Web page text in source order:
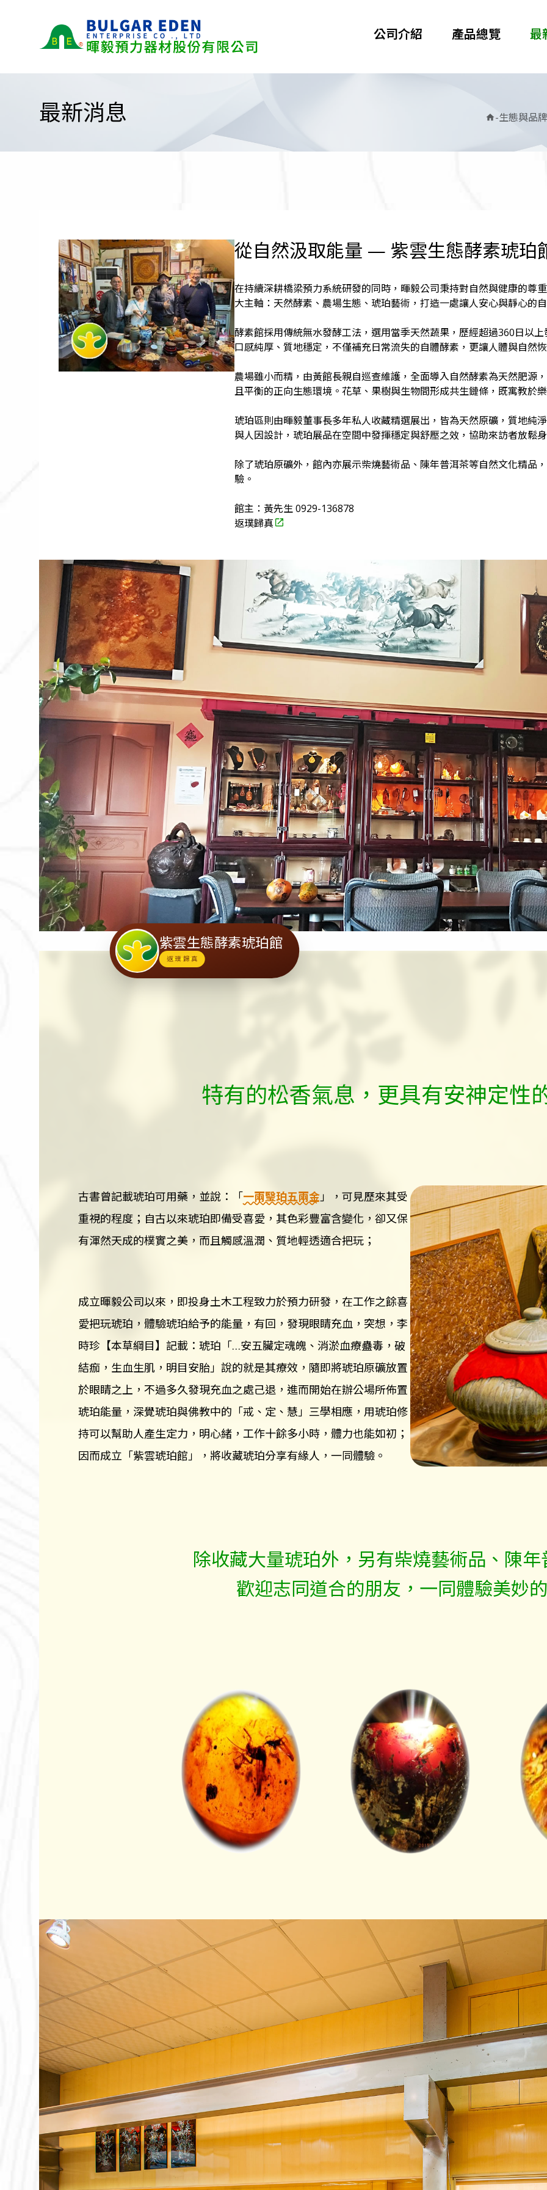
公司介紹 產品總覽 最
最新消息 home-生態與品
從自然汲取能量 — 紫雲生態酵素琥珀
在持續深耕橋梁預力系統研發的同時，暉毅公司秉持對自然與健康的尊
大主軸：天然酵素、農場生態、琥珀藝術，打造一處讓人安心與靜心的
酵素館採用傳統無水發酵工法，選用當季天然蔬果，歷經超過360日以
口感純厚、質地穩定，不僅補充日常流失的自體酵素，更讓人體與自然
農場雖小而精，由黃館長親自巡查維護，全面導入自然酵素為天然肥源
且平衡的正向生態環境。花草、果樹與生物間形成共生鏈條，既寓教於
琥珀區則由暉毅董事長多年私人收藏精選展出，皆為天然原礦，質地純
與人因設計，琥珀展品在空間中發揮穩定與舒壓之效，協助來訪者放鬆
除了琥珀原礦外，館內亦展示柴燒藝術品、陳年普洱茶等自然文化精品
驗。
館主：黃先生 0929-136878
返璞歸真
紫雲生態酵素琥珀館
返 璞 歸 真
特有的松香氣息，更具有安神定性
古書曾記載琥珀可用藥，並說：「一兩瑿珀五兩金」，可見歷來其受
重視的程度；自古以來琥珀即備受喜愛，其色彩豐富含變化，卻又保
有渾然天成的樸實之美，而且觸感溫潤、質地輕透適合把玩；
成立暉毅公司以來，即投身土木工程致力於預力研發，在工作之餘喜
愛把玩琥珀，體驗琥珀給予的能量，有回，發現眼睛充血，突想，李
時珍【本草綱目】記載：琥珀「…安五臟定魂魄、消淤血療蠱毒，破
結痂，生血生肌，明目安胎」說的就是其療效，隨即將琥珀原礦放置
於眼睛之上，不過多久發現充血之處己退，進而開始在辦公場所佈置
琥珀能量，深覺琥珀與佛教中的「戒、定、慧」三學相應，用琥珀修
持可以幫助人產生定力，明心緒，工作十餘多小時，體力也能如初；
因而成立「紫雲琥珀館」，將收藏琥珀分享有緣人，一同體驗。
除收藏大量琥珀外，另有柴燒藝術品、陳
歡迎志同道合的朋友，一同體驗美妙